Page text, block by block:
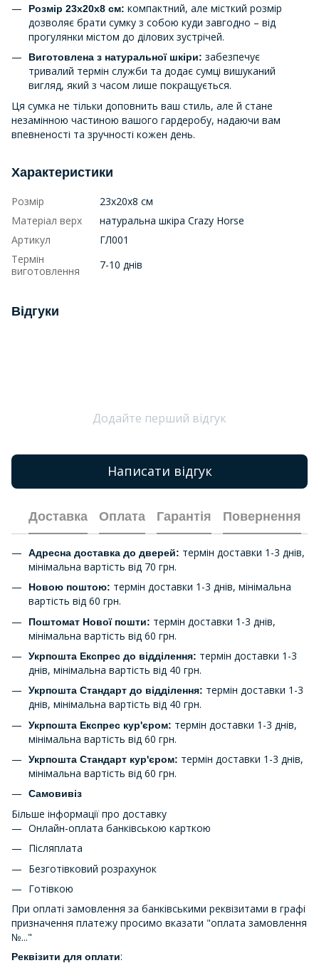
Розмір 23х20х8 см: компактний, але місткий розмір
дозволяє брати сумку з собою куди завгодно – від
прогулянки містом до ділових зустрічей.
Виготовлена з натуральної шкіри: забезпечує
тривалий термін служби та додає сумці вишуканий
вигляд, який з часом лише покращується.
Ця сумка не тільки доповнить ваш стиль, але й стане
незамінною частиною вашого гардеробу, надаючи вам
впевненості та зручності кожен день.
Характеристики
Розмір
23х20х8 см
Матеріал верх
натуральна шкіра Crazy Horse
Артикул
ГЛ001
Термін
виготовлення
7-10 днів
Відгуки
Додайте перший відгук
Написати відгук
Доставка Оплата Гарантія Повернення
Адресна доставка до дверей: термін доставки 1-3 днів,
мінімальна вартість від 70 грн.
Новою поштою: термін доставки 1-3 днів, мінімальна
вартість від 60 грн.
Поштомат Нової пошти: термін доставки 1-3 днів,
мінімальна вартість від 60 грн.
Укрпошта Експрес до відділення: термін доставки 1-3
днів, мінімальна вартість від 40 грн.
Укрпошта Стандарт до відділення: термін доставки 1-3
днів, мінімальна вартість від 40 грн.
Укрпошта Експрес кур'єром: термін доставки 1-3 днів,
мінімальна вартість від 60 грн.
Укрпошта Стандарт кур'єром: термін доставки 1-3 днів,
мінімальна вартість від 60 грн.
Самовивіз
Більше інформації про доставку
Онлайн-оплата банківською карткою
Післяплата
Безготівковий розрахунок
Готівкою
При оплаті замовлення за банківськими реквізитами в графі
призначення платежу просимо вказати "оплата замовлення
№..."
Реквізити для оплати: